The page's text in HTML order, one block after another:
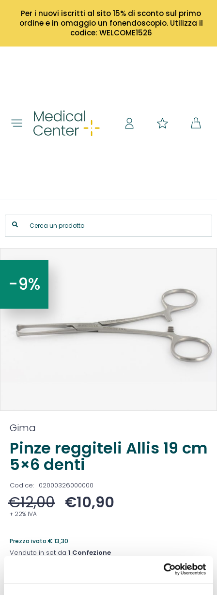
Per i nuovi iscritti al sito 15% di sconto sul primo
ordine e in omaggio un fonendoscopio. Utilizza il
codice: WELCOME1526
-9%
Gima
Pinze reggiteli Allis 19 cm
5×6 denti
Codice: 02000326000000
€12,00 €10,90
+ 22% IVA
Prezzo ivato:€ 13,30
Venduto in set da 1 Confezione